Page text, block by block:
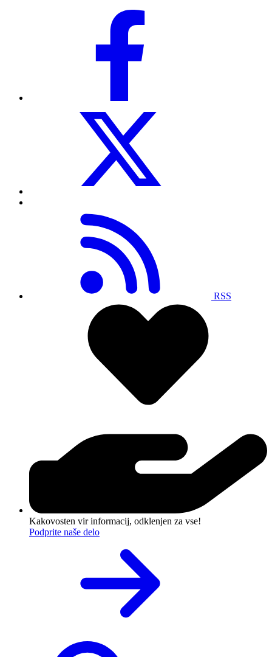
RSS
Kakovosten vir informacij, odklenjen za vse!
Podprite naše delo